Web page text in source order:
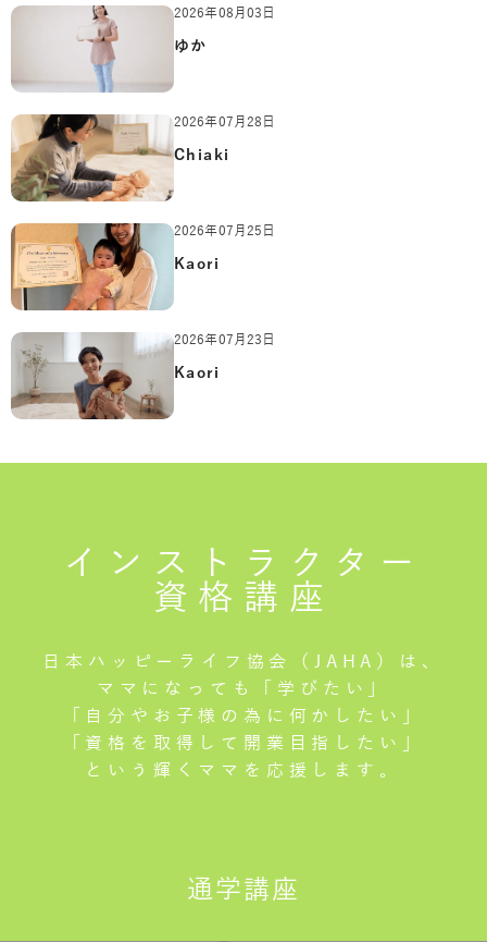
2026年08月03日
ゆか
2026年07月28日
Chiaki
2026年07月25日
Kaori
2026年07月23日
Kaori
インストラクター
資格講座
日本ハッピーライフ協会（JAHA）は、
ママになっても「学びたい」
「自分やお子様の為に何かしたい」
「資格を取得して開業目指したい」
という輝くママを応援します。
通学講座